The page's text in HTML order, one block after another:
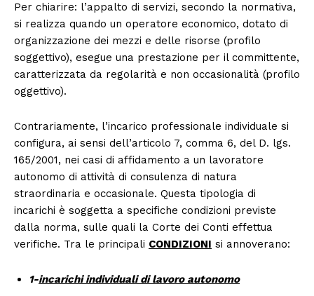
Per chiarire: l’appalto di servizi, secondo la normativa,
si realizza quando un operatore economico, dotato di
organizzazione dei mezzi e delle risorse (profilo
soggettivo), esegue una prestazione per il committente,
caratterizzata da regolarità e non occasionalità (profilo
oggettivo).
Contrariamente, l’incarico professionale individuale si
configura, ai sensi dell’articolo 7, comma 6, del D. lgs.
165/2001, nei casi di affidamento a un lavoratore
autonomo di attività di consulenza di natura
straordinaria e occasionale. Questa tipologia di
incarichi è soggetta a specifiche condizioni previste
dalla norma, sulle quali la Corte dei Conti effettua
verifiche. Tra le principali CONDIZIONI si annoverano:
1-incarichi individuali di lavoro autonomo